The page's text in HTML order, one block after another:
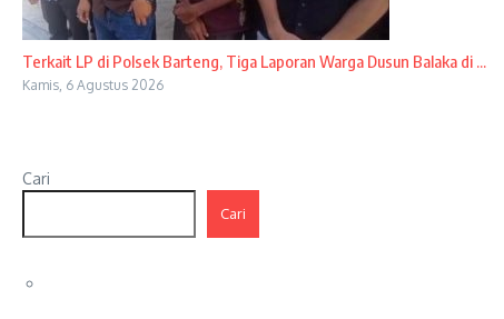
Terkait LP di Polsek Barteng, Tiga Laporan Warga Dusun Balaka di ...
Kamis, 6 Agustus 2026
Cari
Cari